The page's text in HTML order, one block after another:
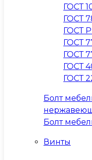
ГОСТ
ГОСТ
ГОСТ
ГОСТ
ГОСТ
ГОСТ
ГОСТ
Болт
Болт
Винты